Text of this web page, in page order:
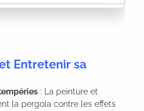
Entretenir sa
: La peinture et
la pergola contre les effets